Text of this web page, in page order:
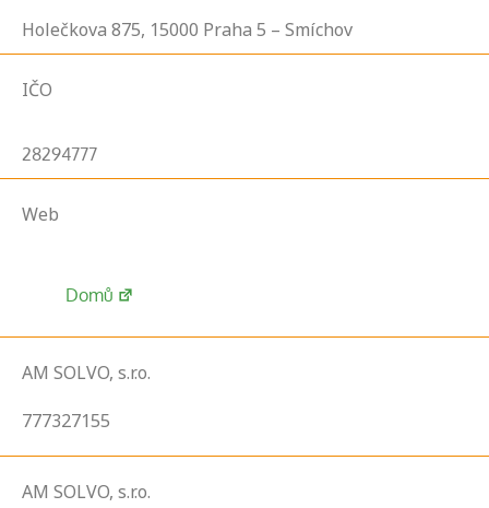
Holečkova 875, 15000 Praha 5 – Smíchov
IČO
28294777
Web
Domů
AM SOLVO, s.r.o.
777327155
AM SOLVO, s.r.o.